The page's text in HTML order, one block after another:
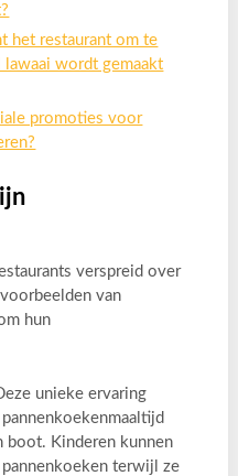
het restaurant om te
wordt gemaakt
promoties voor
verspreid over
van
hun
unieke ervaring
boot. Kinderen kunnen
terwijl ze